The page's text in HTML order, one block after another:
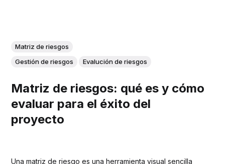
Matriz de riesgos
Gestión de riesgos
Evalución de riesgos
Matriz de riesgos: qué es y cómo
evaluar para el éxito del
proyecto
Una matriz de riesgo es una herramienta visual sencilla